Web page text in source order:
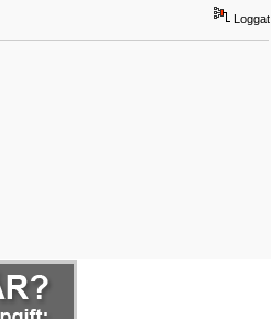
Loggat